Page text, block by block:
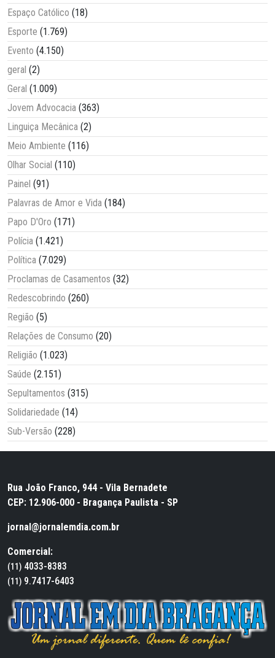
Espaço Católico (18)
Esporte (1.769)
Evento (4.150)
geral (2)
Geral (1.009)
Jovem Advocacia (363)
Linguiça Mecânica (2)
Meio Ambiente (116)
Olhar Social (110)
Painel (91)
Palavras de Amor e Vida (184)
Papo D'Oro (171)
Polícia (1.421)
Política (7.029)
Proclamas de Casamentos (32)
Redescobrindo (260)
Região (5)
Relações de Consumo (20)
Religião (1.023)
Saúde (2.151)
Sepultamentos (315)
Solidariedade (14)
Sub-Versão (228)
Rua João Franco, 944 - Vila Bernadete
CEP: 12.906-000 - Bragança Paulista - SP
jornal@jornalemdia.com.br
Comercial:
(11) 4033-8383
(11) 9.7417-6403